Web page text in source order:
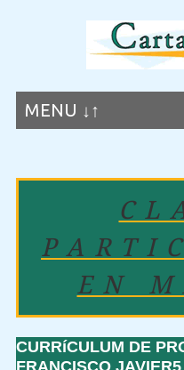
MENU ↓↑
EN
CURRíCULUM DE